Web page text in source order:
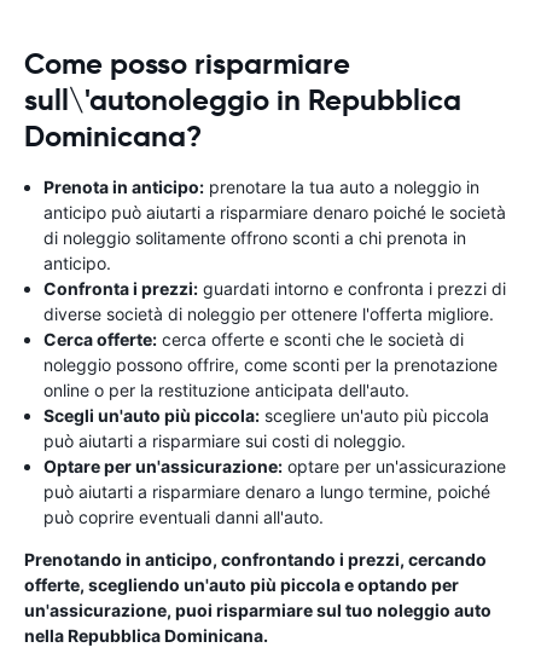
Come posso risparmiare
sull\'autonoleggio in Repubblica
Dominicana?
Prenota in anticipo: prenotare la tua auto a noleggio in
anticipo può aiutarti a risparmiare denaro poiché le società
di noleggio solitamente offrono sconti a chi prenota in
anticipo.
Confronta i prezzi: guardati intorno e confronta i prezzi di
diverse società di noleggio per ottenere l'offerta migliore.
Cerca offerte: cerca offerte e sconti che le società di
noleggio possono offrire, come sconti per la prenotazione
online o per la restituzione anticipata dell'auto.
Scegli un'auto più piccola: scegliere un'auto più piccola
può aiutarti a risparmiare sui costi di noleggio.
Optare per un'assicurazione: optare per un'assicurazione
può aiutarti a risparmiare denaro a lungo termine, poiché
può coprire eventuali danni all'auto.
Prenotando in anticipo, confrontando i prezzi, cercando
offerte, scegliendo un'auto più piccola e optando per
un'assicurazione, puoi risparmiare sul tuo noleggio auto
nella Repubblica Dominicana.